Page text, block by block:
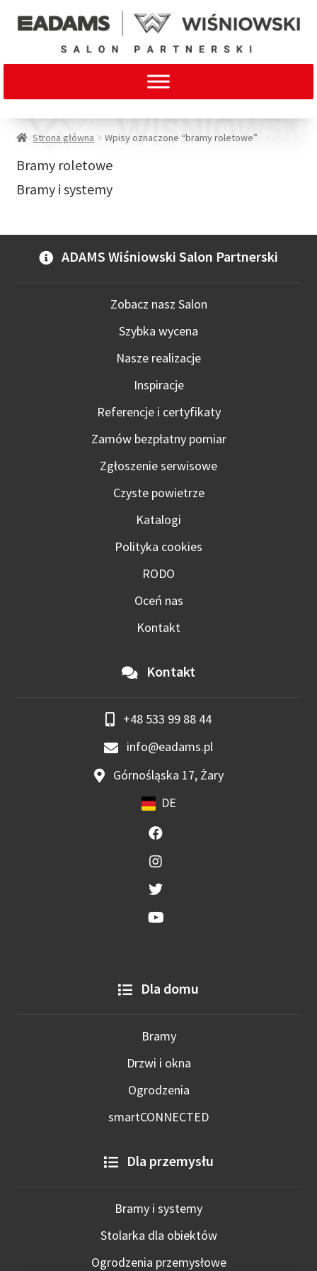
Strona główna Wpisy oznaczone “bramy roletowe”
Bramy roletowe
Bramy i systemy
ADAMS Wiśniowski Salon Partnerski
Zobacz nasz Salon
Szybka wycena
Nasze realizacje
Inspiracje
Referencje i certyfikaty
Zamów bezpłatny pomiar
Zgłoszenie serwisowe
Czyste powietrze
Katalogi
Polityka cookies
RODO
Oceń nas
Kontakt
Kontakt
+48 533 99 88 44
info@eadams.pl
Górnośląska 17, Żary
DE
Dla domu
Bramy
Drzwi i okna
Ogrodzenia
smartCONNECTED
Dla przemysłu
Bramy i systemy
Stolarka dla obiektów
Ogrodzenia przemysłowe